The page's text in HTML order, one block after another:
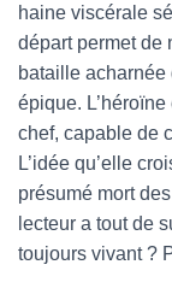
haine viscérale
départ permet de
bataille
épique.
chef, capable de
L’idée qu’elle
présumé mort
lecteur a tout de
toujours vivant ?